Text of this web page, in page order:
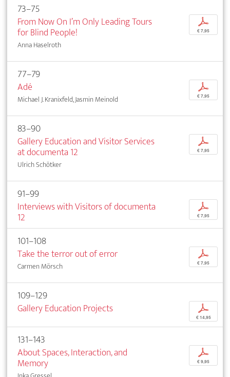
73–75
From Now On I’m Only Leading Tours
for Blind People!
Anna Haselroth
p
€ 7,95
77–79
Adé
Michael J. Kranixfeld, Jasmin Meinold
p
€ 7,95
83–90
Gallery Education and Visitor Services
at documenta 12
Ulrich Schötker
p
€ 7,95
91–99
Interviews with Visitors of documenta
12
p
€ 7,95
101–108
Take the terror out of error
Carmen Mörsch
p
€ 7,95
109–129
Gallery Education Projects
p
€ 14,95
131–143
About Spaces, Interaction, and
Memory
p
€ 9,95